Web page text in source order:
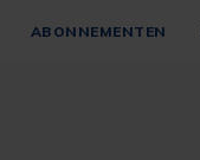
ABONNEMENTEN